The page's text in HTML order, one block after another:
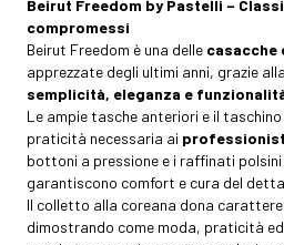
Beirut Freedom by Pastelli –
compromessi
Beirut Freedom è una delle casacche
apprezzate degli ultimi anni, grazie
semplicità, eleganza e
Le ampie tasche anteriori e il
praticità necessaria ai
bottoni a pressione e i raffinati
garantiscono comfort e cura del
Il colletto alla coreana dona
dimostrando come moda, praticità